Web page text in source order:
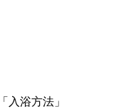
入浴方法」